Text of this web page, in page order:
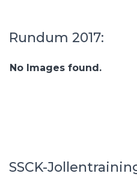
Rundum 2017:
No Images found.
SSCK-